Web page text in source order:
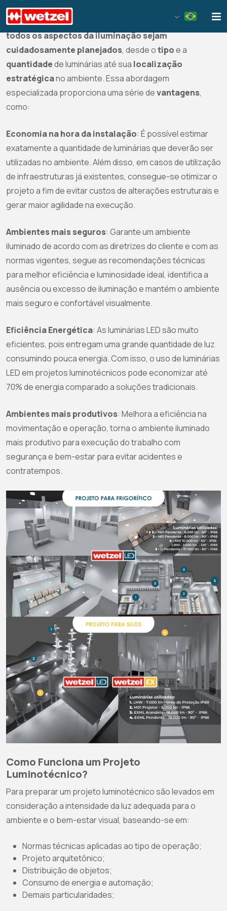
Um projeto luminotécnico bem elaborado vai muito além
de simplesmente iluminar um espaço. Ele
garante que
todos os aspectos da iluminação sejam
cuidadosamente planejados, desde otipoe a
quantidadede luminárias até sua localização
estratégicano ambiente. Essa abordagem
especializada proporciona uma série devantagens,
como:
Economia na hora da instalação: É possível estimar
exatamente a quantidade de luminárias que deverão ser
utilizadas no ambiente. Além disso, em casos de utilização
de infraestruturas já existentes, consegue-se otimizar o
projeto a fim de evitar custos de alterações estruturais e
gerar maior agilidade na execução.
Ambientes mais seguros: Garante um ambiente
iluminado de acordo com as diretrizes do cliente e com as
normas vigentes, segue as recomendações técnicas
para melhor eficiência e luminosidade ideal, identifica a
ausência ou excesso de iluminação e mantém o ambiente
mais seguro e confortável visualmente.
Eficiência Energética: As luminárias LED são muito
eficientes, pois entregam uma grande quantidade de luz
consumindo pouca energia. Com isso, o uso de luminárias
LED em projetos luminotécnicos pode economizar até
70% de energia comparado a soluções tradicionais.
Ambientes mais produtivos: Melhora a eficiência na
movimentação e operação, torna o ambiente iluminado
mais produtivo para execução do trabalho com
segurança e bem-estar para evitar acidentes e
contratempos.
Como Funciona um Projeto
Luminotécnico?
Para preparar um projeto luminotécnico são levados em
consideração a intensidade da luz adequada para o
ambiente e o bem-estar visual, baseando-se em:
Normas técnicas aplicadas ao tipo de operação;
Projeto arquitetônico;
Distribuição de objetos;
Consumo de energia e automação;
Demais particularidades;